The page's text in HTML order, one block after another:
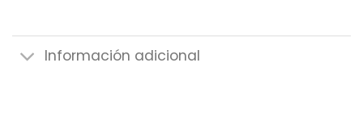
Información adicional